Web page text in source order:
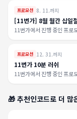
프로모션 8. 11.까지
[11번가] 8월 월간 십일
11번가에서 진행 중인 프로
프로모션 12. 31.까지
11번가 10분 러쉬
11번가에서 진행 중인 프로
🎁 추천인코드로 더 많